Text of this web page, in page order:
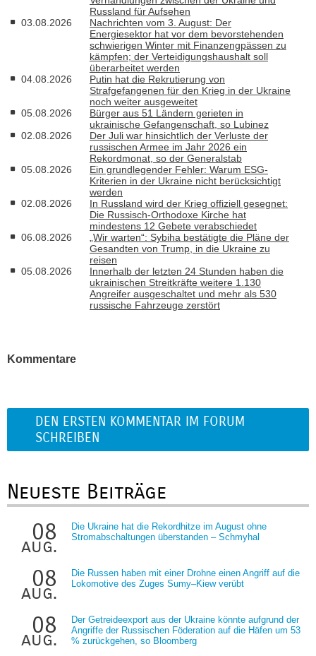
Russland für Aufsehen
03.08.2026
Nachrichten vom 3. August: Der
Energiesektor hat vor dem bevorstehenden
schwierigen Winter mit Finanzengpässen zu
kämpfen; der Verteidigungshaushalt soll
überarbeitet werden
04.08.2026
Putin hat die Rekrutierung von
Strafgefangenen für den Krieg in der Ukraine
noch weiter ausgeweitet
05.08.2026
Bürger aus 51 Ländern gerieten in
ukrainische Gefangenschaft, so Lubinez
02.08.2026
Der Juli war hinsichtlich der Verluste der
russischen Armee im Jahr 2026 ein
Rekordmonat, so der Generalstab
05.08.2026
Ein grundlegender Fehler: Warum ESG-
Kriterien in der Ukraine nicht berücksichtigt
werden
02.08.2026
In Russland wird der Krieg offiziell gesegnet:
Die Russisch-Orthodoxe Kirche hat
mindestens 12 Gebete verabschiedet
06.08.2026
„Wir warten“: Sybiha bestätigte die Pläne der
Gesandten von Trump, in die Ukraine zu
reisen
05.08.2026
Innerhalb der letzten 24 Stunden haben die
ukrainischen Streitkräfte weitere 1.130
Angreifer ausgeschaltet und mehr als 530
russische Fahrzeuge zerstört
Kommentare
DEN ERSTEN KOMMENTAR IM FORUM
SCHREIBEN
Neueste Beiträge
08
aug.
Die Ukraine hat die Rekordhitze im August ohne
Stromabschaltungen überstanden – Schmyhal
08
aug.
Die Russen haben mit einer Drohne einen Angriff auf die
Lokomotive des Zuges Sumy–Kiew verübt
08
aug.
Der Getreideexport aus der Ukraine könnte aufgrund der
Angriffe der Russischen Föderation auf die Häfen um 53
% zurückgehen, so Bloomberg